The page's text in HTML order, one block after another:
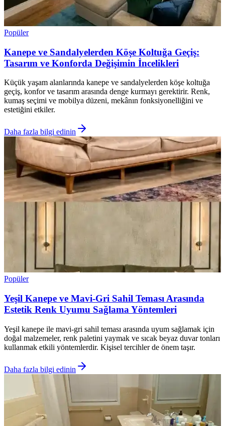
Popüler
Kanepe ve Sandalyelerden Köşe Koltuğa Geçiş:
Tasarım ve Konforda Değişimin İncelikleri
Küçük yaşam alanlarında kanepe ve sandalyelerden köşe koltuğa
geçiş, konfor ve tasarım arasında denge kurmayı gerektirir. Renk,
kumaş seçimi ve mobilya düzeni, mekânın fonksiyonelliğini ve
estetiğini etkiler.
Daha fazla bilgi edinin
Popüler
Yeşil Kanepe ve Mavi-Gri Sahil Teması Arasında
Estetik Renk Uyumu Sağlama Yöntemleri
Yeşil kanepe ile mavi-gri sahil teması arasında uyum sağlamak için
doğal malzemeler, renk paletini yaymak ve sıcak beyaz duvar tonları
kullanmak etkili yöntemlerdir. Kişisel tercihler de önem taşır.
Daha fazla bilgi edinin